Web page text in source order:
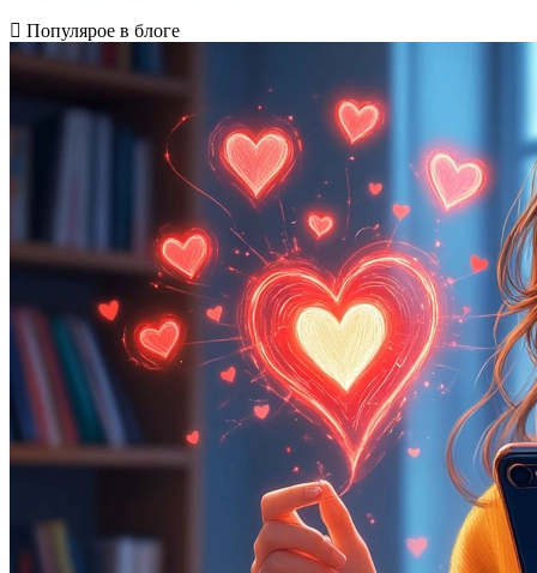
Популярое в блоге